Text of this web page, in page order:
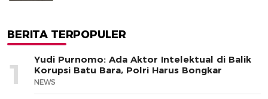
BERITA TERPOPULER
1
Yudi Purnomo: Ada Aktor Intelektual di Balik
Korupsi Batu Bara, Polri Harus Bongkar
NEWS